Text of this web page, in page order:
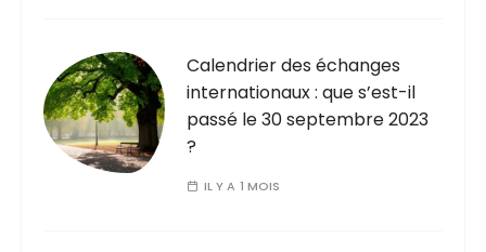
Calendrier des échanges
internationaux : que s’est-il
passé le 30 septembre 2023
?
IL Y A 1 MOIS